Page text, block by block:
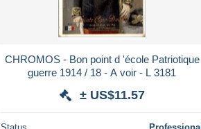
CHROMOS - Bon point d 'école Patriotique
guerre 1914 / 18 - A voir - L 3181
± US$11.57